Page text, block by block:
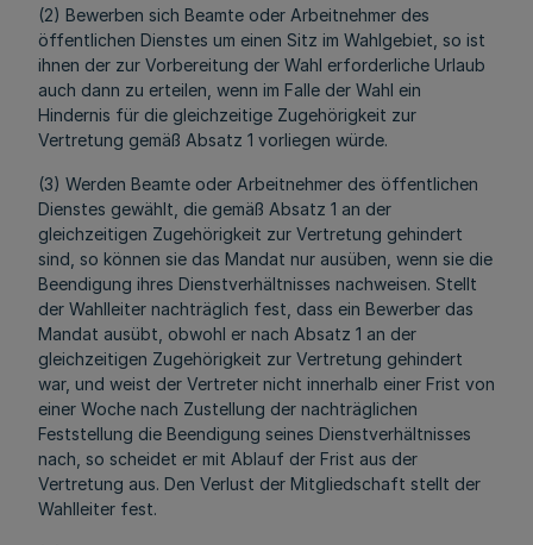
(2) Bewerben sich Beamte oder Arbeitnehmer des
öffentlichen Dienstes um einen Sitz im Wahlgebiet, so ist
ihnen der zur Vorbereitung der Wahl erforderliche Urlaub
auch dann zu erteilen, wenn im Falle der Wahl ein
Hindernis für die gleichzeitige Zugehörigkeit zur
Vertretung gemäß Absatz 1 vorliegen würde.
(3) Werden Beamte oder Arbeitnehmer des öffentlichen
Dienstes gewählt, die gemäß Absatz 1 an der
gleichzeitigen Zugehörigkeit zur Vertretung gehindert
sind, so können sie das Mandat nur ausüben, wenn sie die
Beendigung ihres Dienstverhältnisses nachweisen. Stellt
der Wahlleiter nachträglich fest, dass ein Bewerber das
Mandat ausübt, obwohl er nach Absatz 1 an der
gleichzeitigen Zugehörigkeit zur Vertretung gehindert
war, und weist der Vertreter nicht innerhalb einer Frist von
einer Woche nach Zustellung der nachträglichen
Feststellung die Beendigung seines Dienstverhältnisses
nach, so scheidet er mit Ablauf der Frist aus der
Vertretung aus. Den Verlust der Mitgliedschaft stellt der
Wahlleiter fest.